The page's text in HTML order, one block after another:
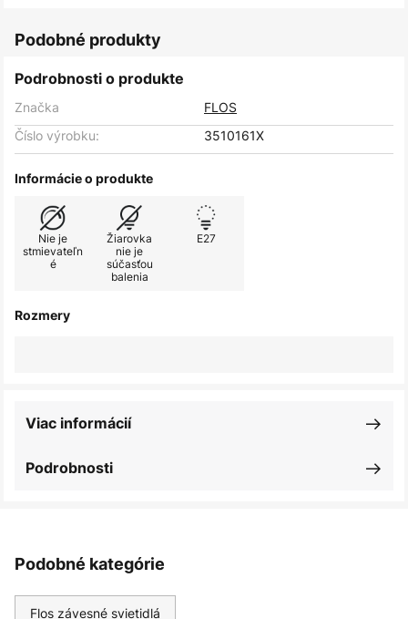
Podobné produkty
Podrobnosti o produkte
Značka
FLOS
Číslo výrobku:
3510161X
Informácie o produkte
Nie je
stmievateľn
é
Žiarovka
nie je
súčasťou
balenia
E27
Rozmery
Podrobnosti
Viac informácií
Podobné kategórie
Flos závesné svietidlá